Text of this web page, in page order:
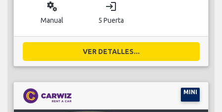
miscellaneous_services
Manual
login
5 Puerta
VER DETALLES...
MINI